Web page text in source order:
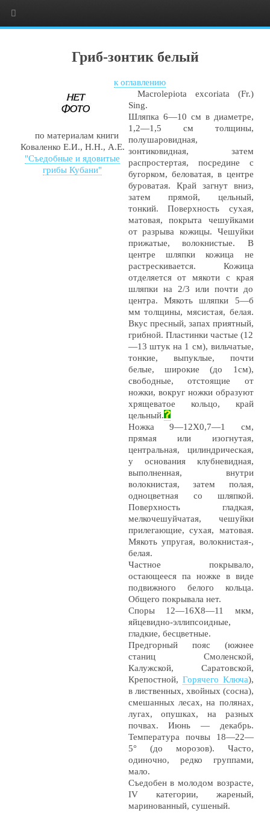
Гриб-зонтик белый
к оглавлению
по материалам книги
Коваленко Е.И., Н.Н., А.Е.
"Съедобные и ядовитые
грибы Кубани"
Macrolepiota excoriata (Fr.)
Sing.
Шляпка 6—10 см в диаметре,
1,2—1,5 см толщины,
полушаровидная,
зонтиковидная, затем
распростертая, посредине с
бугорком, беловатая, в центре
буроватая. Край загнут вниз,
затем прямой, цельный,
тонкий. Поверхность сухая,
матовая, покрыта чешуйками
от разрыва кожицы. Чешуйки
прижатые, волокнистые. В
центре шляпки кожица не
растрескивается. Кожица
отделяется от мякоти с края
шляпки на 2/3 или почти до
центра. Мякоть шляпки 5—б
мм толщины, мясистая, белая.
Вкус пресный, запах приятный,
грибной. Пластинки частые (12
—13 штук на 1 см), вильчатые,
тонкие, выпуклые, почти
белые, широкие (до 1см),
свободные, отстоящие от
ножки, вокруг ножки образуют
хрящеватое кольцо, край
цельный.
Ножка 9—12X0,7—1 см,
прямая или изогнутая,
центральная, цилиндрическая,
у основания клубневидная,
выполненная, внутри
волокнистая, затем полая,
одноцветная со шляпкой.
Поверхность гладкая,
мелкочешуйчатая, чешуйки
прилегающие, сухая, матовая.
Мякоть упругая, волокнистая-,
белая.
Частное покрывало,
остающееся па ножке в виде
подвижного белого кольца.
Общего покрывала нет.
Споры 12—16Х8—11 мкм,
яйцевидно-эллипсоидные,
гладкие, бесцветные.
Предгорный пояс (южнее
станиц Смоленской,
Калужской, Саратовской,
Крепостной, Горячего Ключа),
в лиственных, хвойных (сосна),
смешанных лесах, на полянах,
лугах, опушках, на разных
почвах. Июнь — декабрь.
Температура почвы 18—22—
5° (до морозов). Часто,
одиночно, редко группами,
мало.
Съедобен в молодом возрасте,
IV категории, жареный,
маринованный, сушеный.